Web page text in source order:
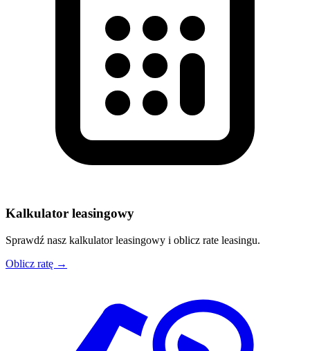
Kalkulator leasingowy
Sprawdź nasz kalkulator leasingowy i oblicz rate leasingu.
Oblicz ratę →